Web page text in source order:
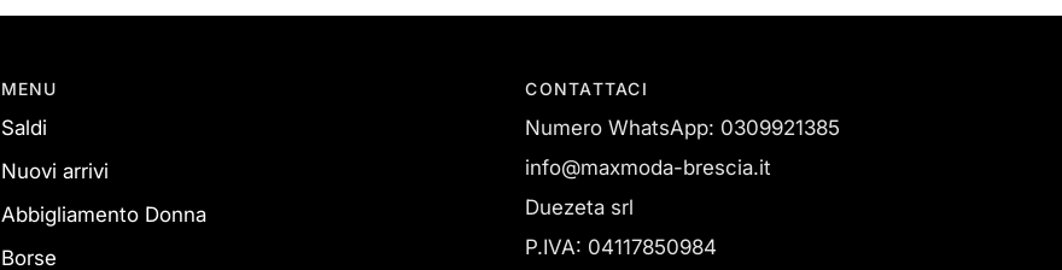
MENU
Saldi
Nuovi arrivi
Abbigliamento Donna
Borse
CONTATTACI
Numero WhatsApp: 0309921385
info@maxmoda-brescia.it
Duezeta srl
P.IVA: 04117850984